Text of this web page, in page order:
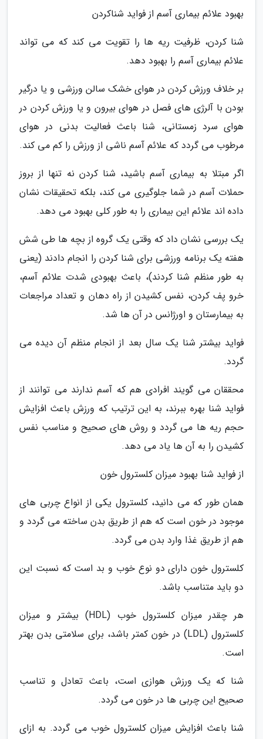
بهبود علائم بیماری آسم از فواید شناکردن
شنا کردن، ظرفیت ریه ها را تقویت می کند که می تواند
علائم بیماری آسم را بهبود دهد.
بر خلاف ورزش کردن در هوای خشک سالن ورزشی و یا درگیر
بودن با آلرژی های فصل در هوای بیرون و یا ورزش کردن در
هوای سرد زمستانی، شنا باعث فعالیت بدنی در هوای
مرطوب می گردد که علائم آسم ناشی از ورزش را کم می کند.
اگر مبتلا به بیماری آسم باشید، شنا کردن نه تنها از بروز
حملات آسم در شما جلوگیری می کند، بلکه تحقیقات نشان
داده اند علائم این بیماری را به طور کلی بهبود می دهد.
یک بررسی نشان داد که وقتی یک گروه از بچه ها طی شش
هفته یک برنامه ورزشی برای شنا کردن را انجام دادند (یعنی
به طور منظم شنا کردند)، باعث بهبودی شدت علائم آسم،
خرو پف کردن، نفس کشیدن از راه دهان و تعداد مراجعات
به بیمارستان و اورژانس در آن ها شد.
فواید بیشتر شنا یک سال بعد از انجام منظم آن دیده می
گردد.
محققان می گویند افرادی هم که آسم ندارند می توانند از
فواید شنا بهره ببرند، به این ترتیب که ورزش باعث افزایش
حجم ریه ها می گردد و روش های صحیح و مناسب نفس
کشیدن را به آن ها یاد می دهد.
از فواید شنا بهبود میزان کلسترول خون
همان طور که می دانید، کلسترول یکی از انواع چربی های
موجود در خون است که هم از طریق بدن ساخته می گردد و
هم از طریق غذا وارد بدن می گردد.
کلسترول خون دارای دو نوع خوب و بد است که نسبت این
دو باید متناسب باشد.
هر چقدر میزان کلسترول خوب (HDL) بیشتر و میزان
کلسترول (LDL) در خون کمتر باشد، برای سلامتی بدن بهتر
است.
شنا که یک ورزش هوازی است، باعث تعادل و تناسب
صحیح این چربی ها در خون می گردد.
شنا باعث افزایش میزان کلسترول خوب می گردد. به ازای